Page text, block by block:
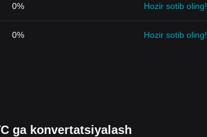
0% Hozir sotib oling!
0% Hozir sotib oling!
ga konvertatsiyalash